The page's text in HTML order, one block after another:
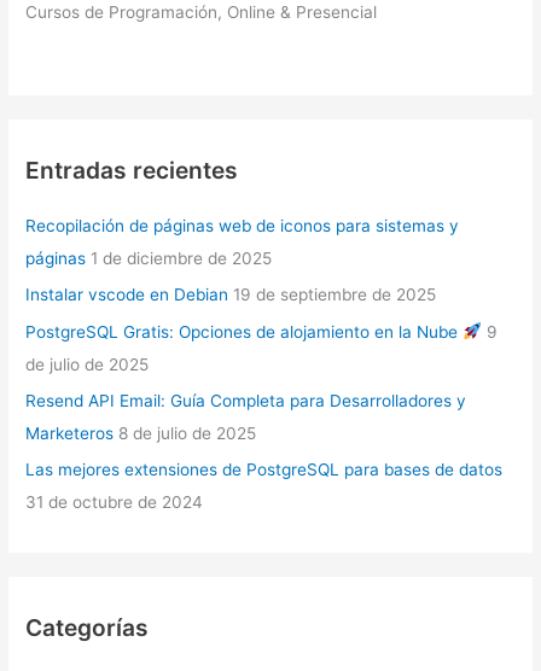
Cursos de Programación, Online & Presencial
Entradas recientes
Recopilación de páginas web de iconos para sistemas y
páginas 1 de diciembre de 2025
Instalar vscode en Debian 19 de septiembre de 2025
PostgreSQL Gratis: Opciones de alojamiento en la Nube
9
de julio de 2025
Resend API Email: Guía Completa para Desarrolladores y
Marketeros 8 de julio de 2025
Las mejores extensiones de PostgreSQL para bases de datos
31 de octubre de 2024
Categorías